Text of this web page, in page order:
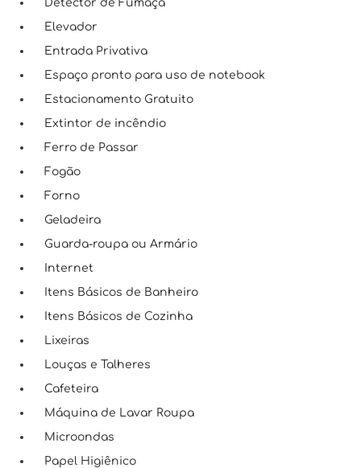
Detector de Fumaça
Elevador
Entrada Privativa
Espaço pronto para uso de notebook
Estacionamento Gratuito
Extintor de incêndio
Ferro de Passar
Fogão
Forno
Geladeira
Guarda-roupa ou Armário
Internet
Itens Básicos de Banheiro
Itens Básicos de Cozinha
Lixeiras
Louças e Talheres
Cafeteira
Máquina de Lavar Roupa
Microondas
Papel Higiênico